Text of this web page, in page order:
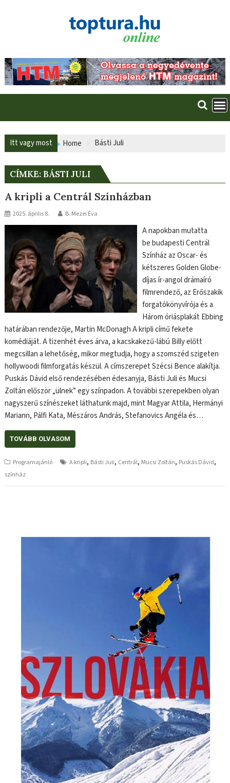
Itt vagy most Home Básti Juli
CÍMKE: BÁSTI JULI
A kripli a Centrál Színházban
2025. április 8. B. Mezei Éva
A napokban mutatta
be budapesti Centrál
Színház az Oscar- és
kétszeres Golden Globe-
díjas ír-angol drámaíró
filmrendező, az Erőszakik
forgatókönyvírója és a
Három óriásplakát Ebbing
határában rendezője, Martin McDonagh A kripli című fekete
komédiáját. A tizenhét éves árva, a kacskakezű-lábú Billy előtt
megcsillan a lehetőség, mikor megtudja, hogy a szomszéd szigeten
hollywoodi filmforgatás készül. A címszerepet Szécsi Bence alakítja.
Puskás Dávid első rendezésében édesanyja, Básti Juli és Mucsi
Zoltán először „ülnek” egy színpadon. A további szerepekben olyan
nagyszerű színészeket láthatunk majd, mint Magyar Attila, Hermányi
Mariann, Pálfi Kata, Mészáros András, Stefanovics Angéla és…
TOVÁBB OLVASOM
Programajánló A kripli, Básti Juli, Centrál, Mucsi Zoltán, Puskás Dávid,
színház